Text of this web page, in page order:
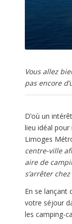
Vous allez
pas encore
D’où un
lieu idéal
Limoges
centre-ville
aire de
s’arrêter
En se lançant
votre séjour
les camping-